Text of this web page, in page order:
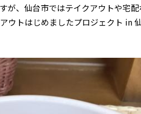
が、仙台市ではテイクアウトや宅配
トはじめましたプロジェクト in 仙